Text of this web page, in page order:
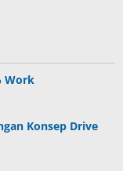
Work
Konsep Drive